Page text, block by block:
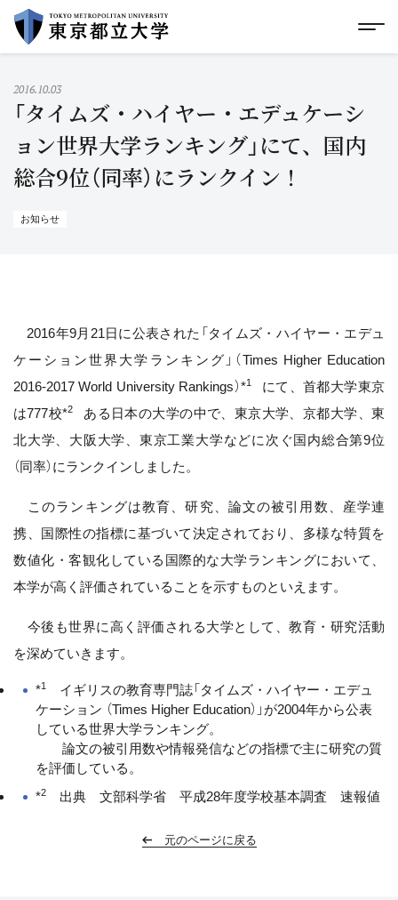
イ
グローバルメニューにスキップ メ
2016.10.03
「タイムズ・ハイヤー・エデュケーシ
ョン世界大学ランキング」にて、国内
総合9位（同率）にランクイン！
お知らせ
2016年9月21日に公表された「タイムズ・ハイヤー・エデュ
ケーション世界大学ランキング」（Times Higher Education
2016-2017 World University Rankings）*1 にて、首都大学東京
は777校*2 ある日本の大学の中で、東京大学、京都大学、東
北大学、大阪大学、東京工業大学などに次ぐ国内総合第9位
（同率）にランクインしました。
このランキングは教育、研究、論文の被引用数、産学連
携、国際性の指標に基づいて決定されており、多様な特質を
数値化・客観化している国際的な大学ランキングにおいて、
本学が高く評価されていることを示すものといえます。
今後も世界に高く評価される大学として、教育・研究活動
を深めていきます。
*1
イギリスの教育専門誌「タイムズ・ハイヤー・エデュ
ケーション （Times Higher Education）」が2004年から公表
している世界大学ランキング。
論文の被引用数や情報発信などの指標で主に研究の質
を評価している。
*2 出典 文部科学省 平成28年度学校基本調査 速報値
元のページに戻る